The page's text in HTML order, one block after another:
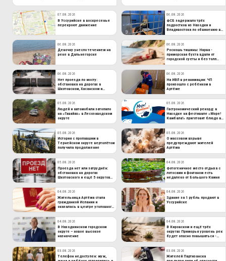
07.08.2026
В Уссурийске в воскресенье
перекроют движение
06.08.2026
ФСБ задержало трёх
подростков из Находки и
Владивостока по обвинению в
госизмене
06.08.2026
Девочку унесло течением на
реке в Дальнегорске
06.08.2026
Роскошь тишины: Нарва -
приморская бухта вдали от
городской суеты и без толп
06.08.2026
Нет проезда по мосту:
обстановка на дорогах в
Шкотовском, Хасанском и
06.08.2026
На ИВЛ в реанимации: ЧП
произошло с ребёнком в
Артёме
05.08.2026
Людей и автомобили затопило
на «Гавайях» в Лесозаводском
округе
05.08.2026
Гастрономический рекорд: в
Находке на фестивале «Море!
Камбала!» приготовят блюдо в
100-литровом казане
05.08.2026
История с пропавшим в
Тернейском округе вертолётом
получила продолжение
05.08.2026
О массовом взрыве
предупреждают жителей
Артёма
05.08.2026
Проезда нет или затруднён:
обстановка на дорогах
Шкотовского и ещё 5 округов
04.08.2026
Фотогеничное место отдыха с
лотосами и фонтаном есть
недалеко от Большого Камня
04.08.2026
Жительница Артёма стала
гражданкой Испании и
оказалась в центре уголовного
дела
04.08.2026
Здание за 1 рубль продают в
Уссурийске
04.08.2026
В Находкинском городском
округе – новое высокое
назначение
04.08.2026
В Кировском и ещё трёх
округах Приморья уровень рек
будет опасно повышаться -
03.08.2026
Телефон недоступен: муж,
03.08.2026
Жителей Партизанска